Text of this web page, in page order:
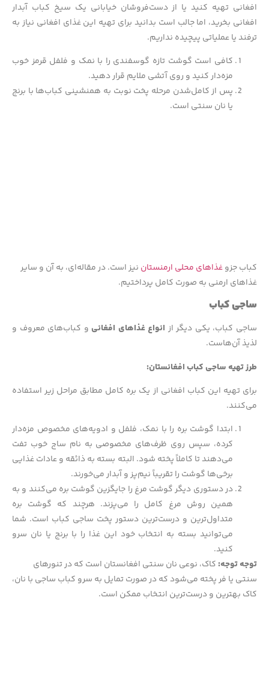
افغانی تهیه کنید یا از دست‌فروشان خیابانی یک سیخ کباب آبدار
افغانی بخرید، اما جالب است بدانید برای تهیه این غذای افغانی نیاز به
ترفند یا عملیاتی پیچیده نداریم.
کافی است گوشت تازه گوسفندی را با نمک و فلفل قرمز خوب
مزه‌دار کنید و روی آتشی ملایم قرار دهید.
پس از کامل‌شدن مرحله پخت نوبت به همنشینی کباب‌ها با برنج
یا نان سنتی است.
کباب جزوغذاهای محلی ارمنستان نیز است. در مقاله‌‌ای، به آن و سایر
غذاهای ارمنی به صورت کامل پرداختیم.
ساجی کباب
ساجی کباب، یکی دیگر از انواع غذاهای افغانیو کباب‌های معروف و
لذیذ آن‌هاست.
طرز تهیه ساجی کباب افغانستان:
برای تهیه این کباب افغانی از یک بره کامل مطابق مراحل زیر استفاده
می‌کنند.
ابتدا گوشت بره را با نمک، فلفل و ادویه‌های مخصوص مزه‌دار
کرده، سپس روی ظرف‌های مخصوصی به نام ساج خوب تفت
می‌دهند تا کاملاً پخته شود. البته بسته به ذائقه و عادات غذایی
برخی‌ها گوشت را تقریباً نیم‌پز و آبدار می‌خورند.
در دستوری دیگر گوشت مرغ را جایگزین گوشت بره می‌کنند و به
همین روش مرغ کامل را می‌پزند. هرچند که گوشت بره
متداول‌ترین و درست‌ترین دستور پخت ساجی کباب است. شما
می‌توانید بسته به انتخاب خود این غذا را با برنج یا نان سرو
کنید.
توجه توجه: کاک، نوعی نان سنتی افغانستان است که در تنورهای
سنتی یا فر پخته می‌شود که در صورت تمایل به سرو کباب ساجی با نان،
کاک بهترین و درست‌ترین انتخاب ممکن است.